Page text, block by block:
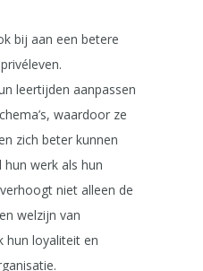
bij aan een betere
leertijden aanpassen
waardoor ze
zich beter kunnen
werk als hun
niet alleen de
welzijn van
hun loyaliteit en